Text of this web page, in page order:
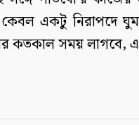
একটু নিরাপদে
কতকাল সময় লাগবে,